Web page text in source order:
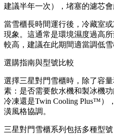
建議半年一次），堵塞的濾芯會
當雪櫃長時間運行後，冷藏室
現象。這通常是環境濕度過高
較高，建議在此期間適當調低
選購指南與型號比較
選擇三星對門雪櫃時，除了容
素：是否需要飲水機和製冰機
冷凍還是Twin Cooling Plus™）
潢風格協調。
三星對門雪櫃系列包括多種型號